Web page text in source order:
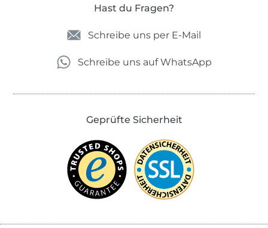
Hast du Fragen?
Schreibe uns per E-Mail
Schreibe uns auf WhatsApp
Geprüfte Sicherheit